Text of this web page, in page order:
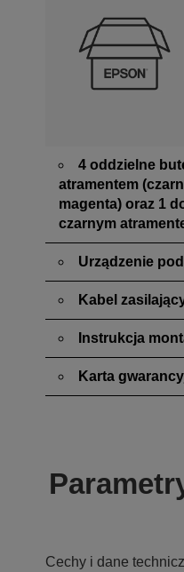
4 oddzielne
atramentem
magenta) oraz 1
czarnym
Urządzenie
Kabel
Instrukcja
Karta
Cechy i dane